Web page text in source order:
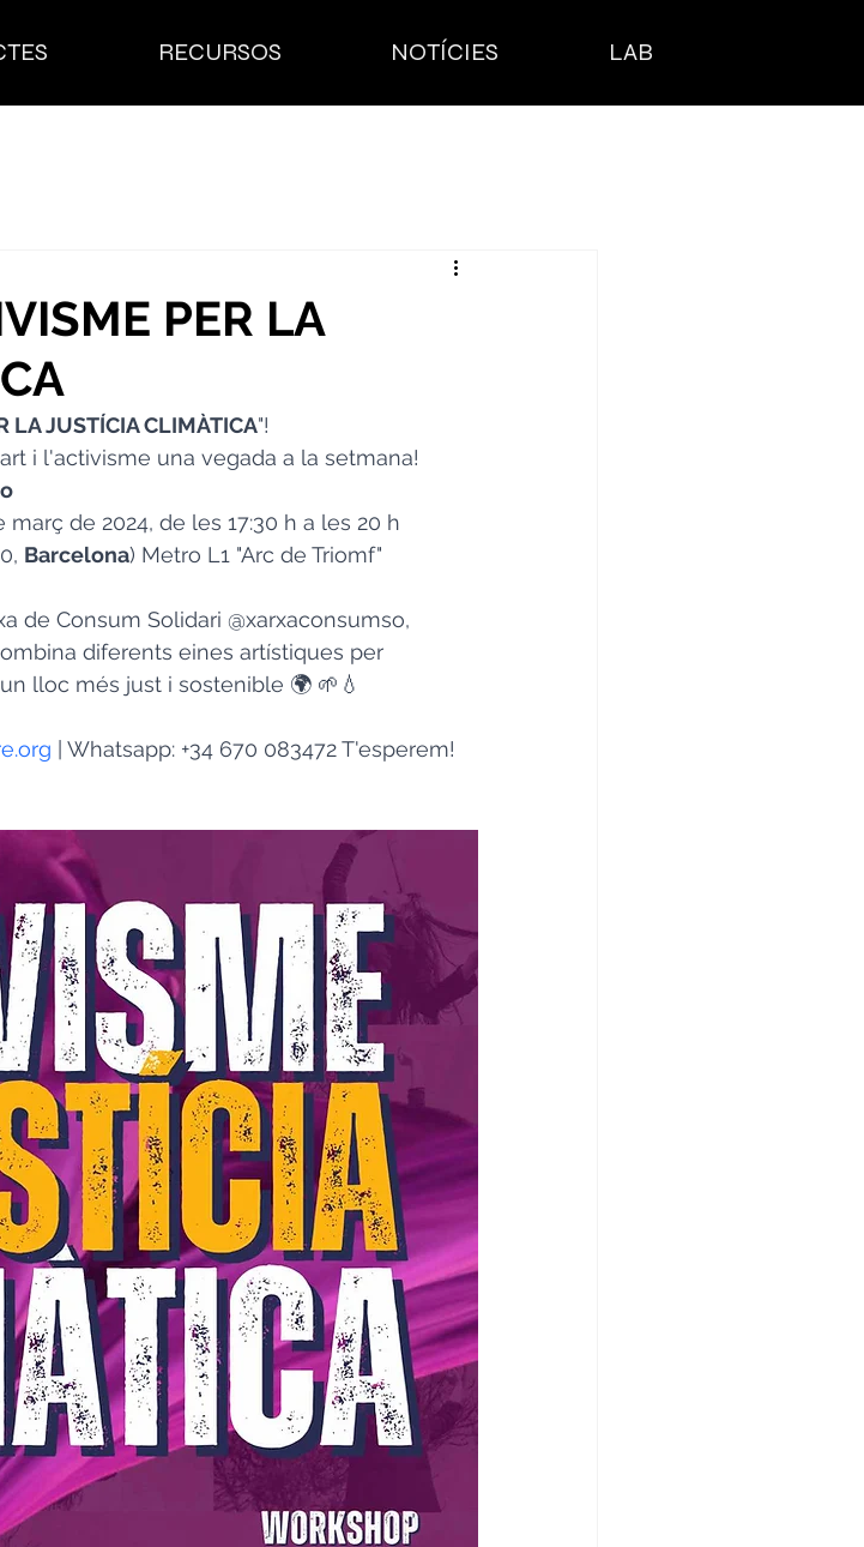
RECURSOS NOTÍCIES LAB
PER LA
LA JUSTÍCIA CLIMÀTICA"!
i l'activisme una vegada a la setmana!
de 2024, de les 17:30 h a les 20 h
Barcelona) Metro L1 "Arc de Triomf"
de Consum Solidari @xarxaconsumso,
diferents eines artístiques per
lloc més just i sostenible 🌍 🌱💧
| Whatsapp: +34 670 083472 T'esperem!